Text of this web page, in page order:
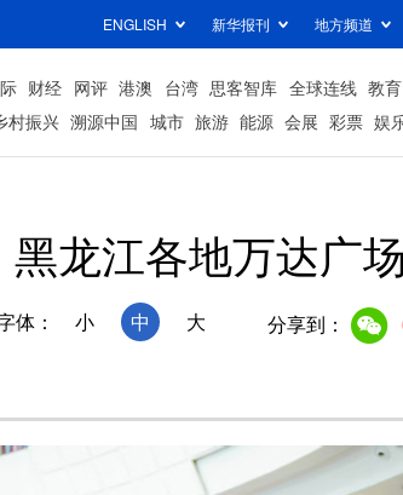
ENGLISH 新华报刊 地方频道
财经 网评 港澳 台湾 思客智库 全球连线 教育
村振兴 溯源中国 城市 旅游 能源 会展 彩票 娱
龙江各地万达广
体： 小 中 大 分享到：